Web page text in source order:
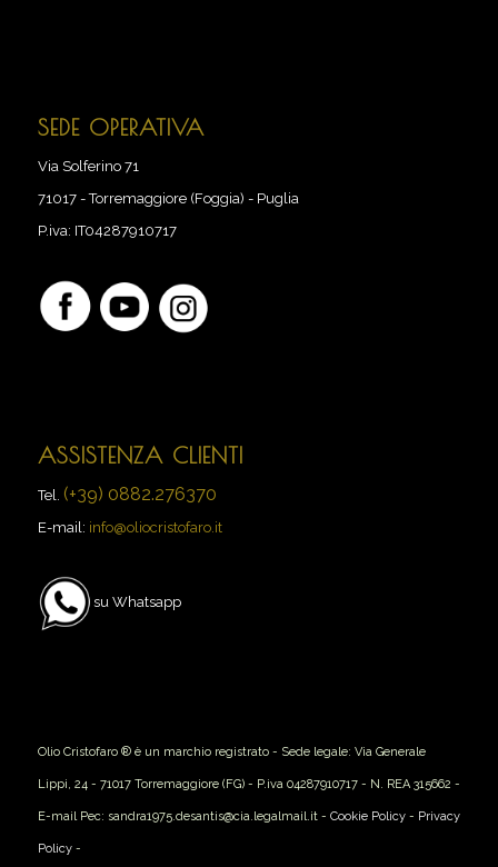
SEDE OPERATIVA
Via Solferino 71
71017-Torremaggiore (Foggia) - Puglia
P.iva: IT04287910717
ASSISTENZA CLIENTI
Tel. (+39) 0882.276370
E-mail: info@oliocristofaro.it
su Whatsapp
Olio Cristofaro ® è un marchio registrato - Sede legale: Via Generale
Lippi, 24 - 71017 Torremaggiore (FG) - P.iva 04287910717 - N. REA 315662 -
E-mail Pec: sandra1975.desantis@cia.legalmail.it - Cookie Policy- Privacy
Policy-